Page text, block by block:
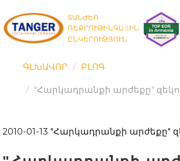
ՏԱՆԺԵՌ
ՌԵՔՐՈՒԹԻՆԳԱՅԻՆ
ԸՆԿԵՐՈՒԹՅՈՒՆ
ԳԼԽԱՎՈՐ ԲԼՈԳ
"Հարկադրանքի արժեքը"
2010-01-13 "Հարկադրանքի արժեքը"